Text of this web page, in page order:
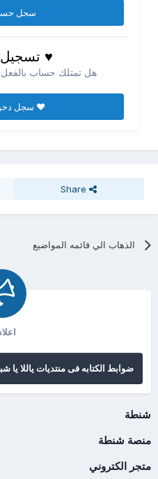
سجل
♥
هل تمتلك حساب
♥ سجل
Share
الذهاب الي قائمه المواضيع
ضوابط الكتابه فى منتديات ياللا يا
شنطة
منصة شنطة
متجر الكتروني